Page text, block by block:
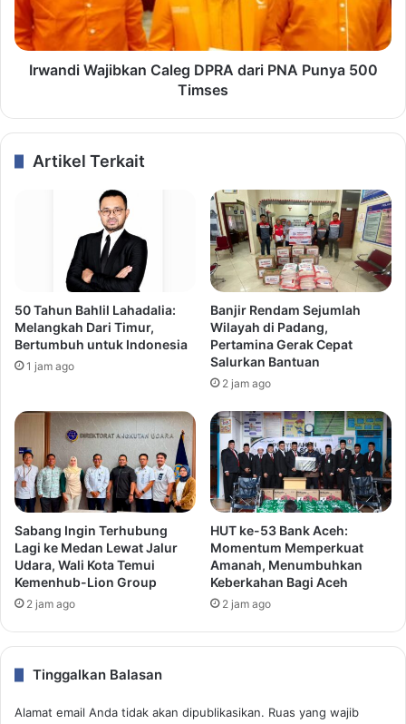
Irwandi Wajibkan Caleg DPRA dari PNA Punya 500
Timses
Artikel Terkait
50 Tahun Bahlil Lahadalia:
Melangkah Dari Timur,
Bertumbuh untuk Indonesia
1 jam ago
Banjir Rendam Sejumlah
Wilayah di Padang,
Pertamina Gerak Cepat
Salurkan Bantuan
2 jam ago
Sabang Ingin Terhubung
Lagi ke Medan Lewat Jalur
Udara, Wali Kota Temui
Kemenhub-Lion Group
2 jam ago
HUT ke-53 Bank Aceh:
Momentum Memperkuat
Amanah, Menumbuhkan
Keberkahan Bagi Aceh
2 jam ago
Tinggalkan Balasan
Alamat email Anda tidak akan dipublikasikan. Ruas yang wajib